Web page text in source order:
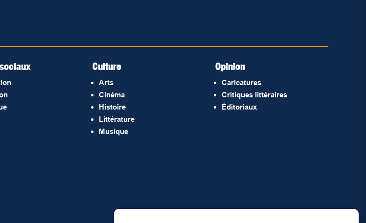
Culture
Arts
Cinéma
Histoire
Littérature
Musique
Opinion
Caricatures
Critiques littéraires
Éditoriaux